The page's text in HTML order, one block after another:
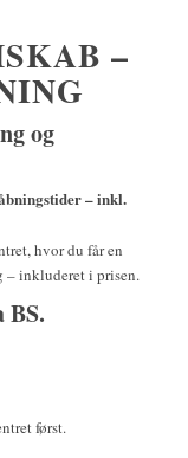
–
og
– inkl.
hvor du får en
– inkluderet i prisen.
først.